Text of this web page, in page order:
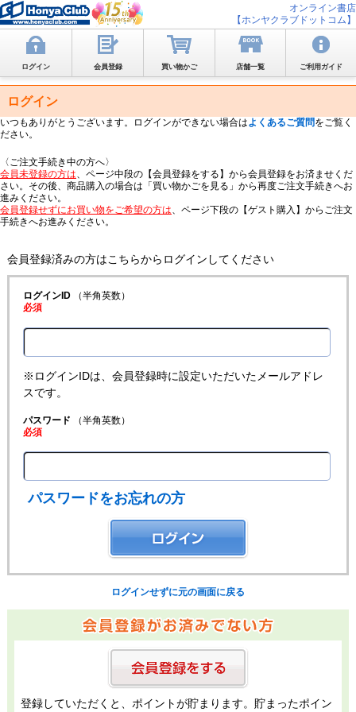
オンライン書店
【ホンヤクラブドットコム】
ログイン 会員登録 買い物かご 店舗一覧 ご利用ガイド
ログイン
いつもありがとうございます。ログインができない場合はよくあるご質問をご覧く
ださい。
〈ご注文手続き中の方へ〉
会員未登録の方は、ページ中段の【会員登録をする】から会員登録をお済ませくだ
さい。その後、商品購入の場合は「買い物かごを見る」から再度ご注文手続きへお
進みください。
会員登録せずにお買い物をご希望の方は、ページ下段の【ゲスト購入】からご注文
手続きへお進みください。
会員登録済みの方はこちらからログインしてください
ログインID（半角英数）
必須
※ログインIDは、会員登録時に設定いただいたメールアドレ
スです。
パスワード （半角英数）
必須
パスワードをお忘れの方
ログインせずに元の画面に戻る
登録していただくと、ポイントが貯まります。貯まったポイン